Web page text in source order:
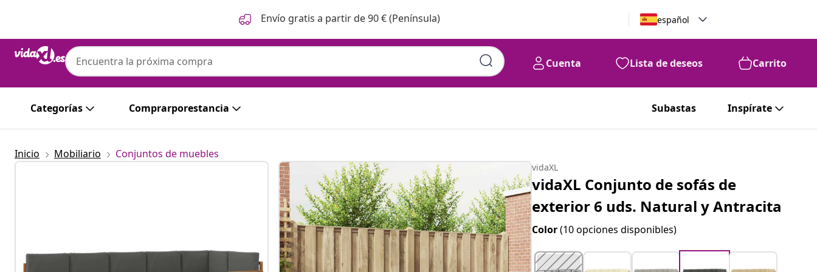
Envío gratis a partir de 90 € (Península) español
Cuenta Lista de deseos Carrito
Categorías Comprarporestancia Subastas Inspírate
Inicio Mobiliario Conjuntos de muebles
vidaXL
vidaXL Conjunto de sofás de
exterior 6 uds. Natural y Antracita
Color(10 opciones disponibles)